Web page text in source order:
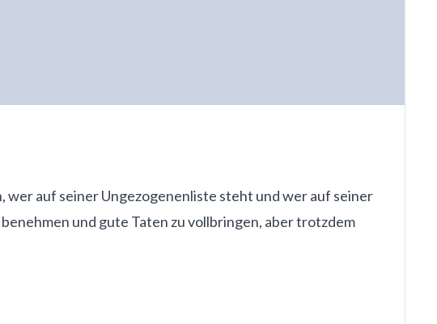
wer auf seiner Ungezogenenliste steht und wer auf seiner
und gute Taten zu vollbringen, aber trotzdem